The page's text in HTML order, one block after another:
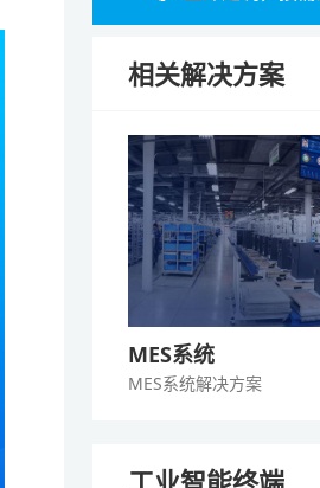
相关解决方案
MES系统
MES系统解决方案
工业智能终端